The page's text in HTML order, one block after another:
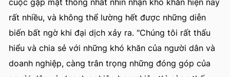
cuộc gặp mặt thống nhất nhìn nhận khó khăn hiện nay
rất nhiều, và không thể lường hết được những diễn
biến bất ngờ khi đại dịch xảy ra. "Chúng tôi rất thấu
hiểu và chia sẻ với những khó khăn của người dân và
doanh nghiệp, càng trân trọng những đóng góp của